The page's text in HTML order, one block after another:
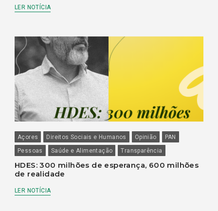
LER NOTÍCIA
Açores Direitos Sociais e Humanos Opinião
PAN
Pessoas
Saúde e Alimentação Transparência
HDES: 300 milhões de esperança, 600 milhões
de realidade
LER NOTÍCIA